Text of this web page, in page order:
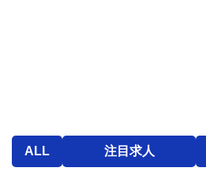
ALL 注目求人